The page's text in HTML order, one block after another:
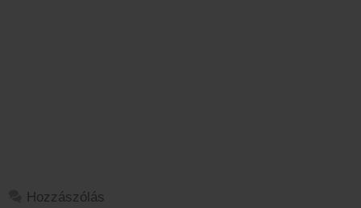
Hozzászólás